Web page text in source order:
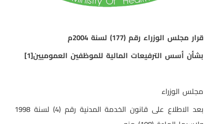
قرار مجلس الوزراء رقم (177) لسنة 2004م
بشأن أسس الترفيعات المالية للموظفين العموميين[1]
مجلس الوزراء
بعد الاطلاع على قانون الخدمة المدنية رقم (4) لسنة 1998